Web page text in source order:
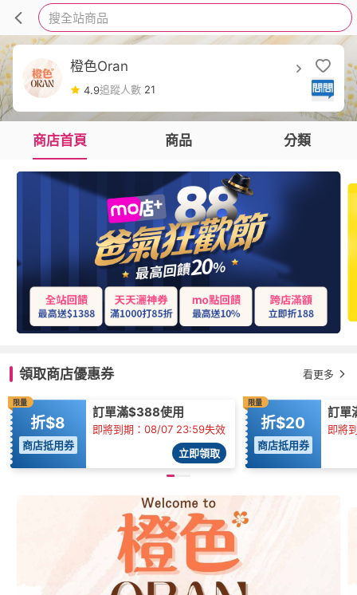
搜全站商品
橙色Oran
4.9追蹤人數 21
商店首頁 商品 分類
領取商店優惠券 看更多
限量
折$8
商店抵用券
訂單滿$388使用
即將到期：08/07 23:59失效
立即領取
限量
折$20
商店抵用券
訂單
即將